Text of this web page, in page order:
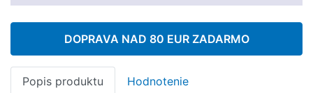
DOPRAVA NAD 80 EUR ZADARMO
Popis produktu Hodnotenie